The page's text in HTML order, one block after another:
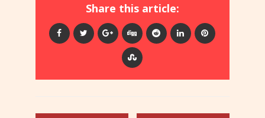
Share this article: